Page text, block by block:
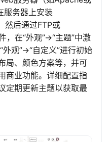
服务器上安装
然后通过FTP或
在“外观”->“主题”中激
观”->“自定义”进行初始
局、颜色方案等，并可
商业功能。详细配置指
定期更新主题以获取最